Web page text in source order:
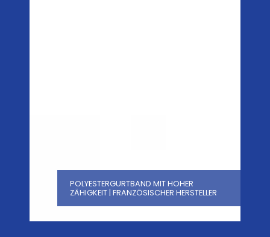
POLYESTERGURTBAND MIT HOHER
ZÄHIGKEIT | FRANZÖSISCHER HERSTELLER